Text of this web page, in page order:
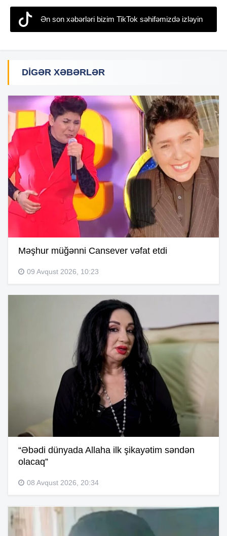
Ən son xəbərləri bizim TikTok səhifəmizdə izləyin
DIGƏR XƏBƏRLƏR
Məşhur müğənni Cansever vəfat etdi
09 Avqust 2026, 10:23
“Əbədi dünyada Allaha ilk şikayətim səndən
olacaq”
08 Avqust 2026, 20:34